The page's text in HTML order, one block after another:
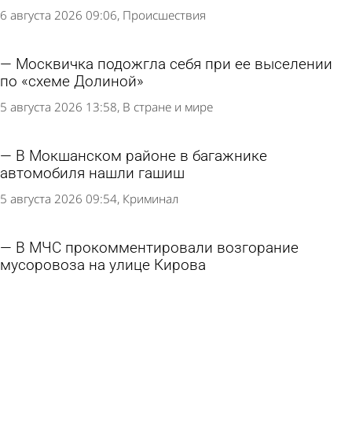
6 августа 2026 09:06 Происшествия
Москвичка подожгла себя при ее выселении
по «схеме Долиной»
5 августа 2026 13:58 В стране и мире
В Мокшанском районе в багажнике
автомобиля нашли гашиш
5 августа 2026 09:54 Криминал
В МЧС прокомментировали возгорание
мусоровоза на улице Кирова